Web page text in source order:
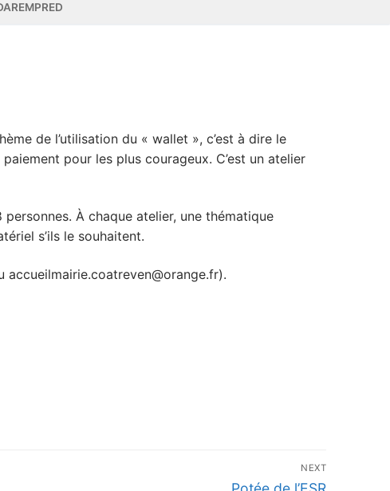
de l’utilisation du « wallet », c’est à dire le
pour les plus courageux. C’est un atelier
À chaque atelier, une thématique
s’ils le souhaitent.
accueilmairie.coatreven@orange.fr).
NEXT
Next